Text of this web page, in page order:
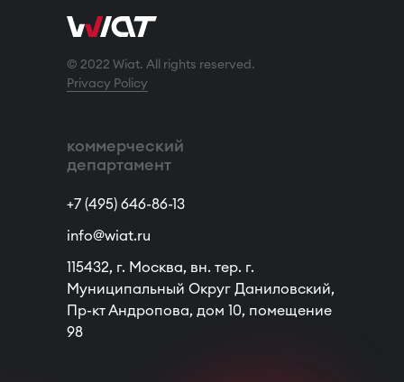
© 2022 Wiat. All rights reserved.
Privacy Policy
коммерческий
департамент
+7 (495) 646-86-13
info@wiat.ru
115432, г. Москва, вн. тер. г.
Муниципальный Округ Даниловский,
Пр-кт Андропова, дом 10, помещение
98